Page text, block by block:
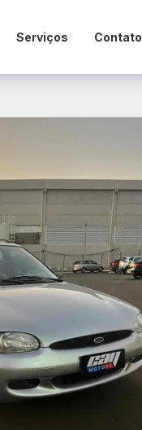
Serviços Contato